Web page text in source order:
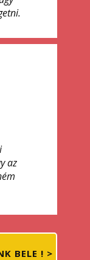
az
BELE ! >